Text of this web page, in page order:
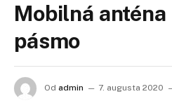
Mobilná
pásmo
Od admin 7. augusta 2020